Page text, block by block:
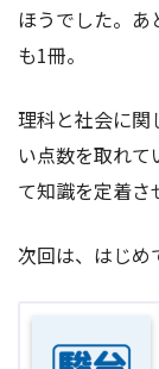
ほうでした。あ
も1冊。
理科と社会に関
い点数を取れ
て知識を定着さ
次回は、はじめ